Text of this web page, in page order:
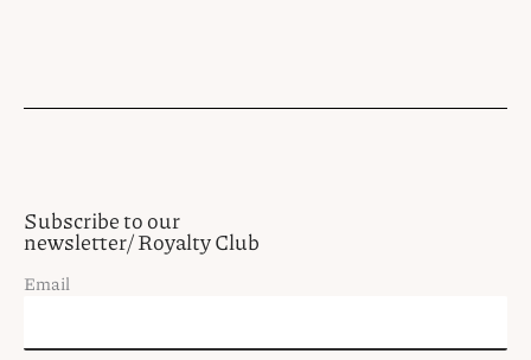
Subscribe to our
newsletter/ Royalty Club
Email